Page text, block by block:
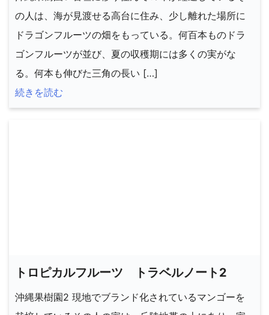
の人は、海が見渡せる高台に住み、少し離れた場所に
ドラゴンフルーツの畑をもっている。何百本ものドラ
ゴンフルーツが並び、夏の収穫期には多くの実がな
る。何本も伸びた三角の長い […]
続きを読む
トロピカルフルーツ トラベルノート2
沖縄果樹園2 現地でブランド化されているマンゴーを